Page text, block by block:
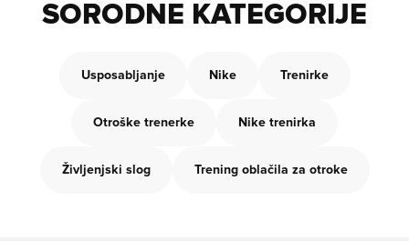
SORODNE KATEGORIJE
Usposabljanje Nike Trenirke
Otroške trenerke Nike trenirka
Življenjski slog Trening oblačila za otroke